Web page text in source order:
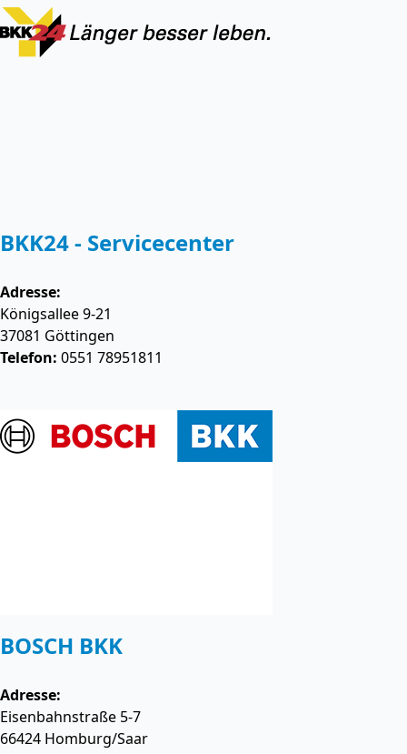
BKK24 - Servicecenter
Adresse:
Königsallee 9-21
37081 Göttingen
Telefon: 0551 78951811
BOSCH BKK
Adresse:
Eisenbahnstraße 5-7
66424 Homburg/Saar